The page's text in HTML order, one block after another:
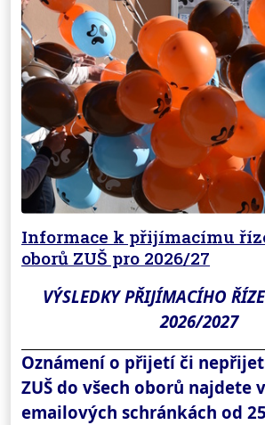
Informace k přijímacímu
oborů ZUŠ pro 2026/27
VÝSLEDKY PŘIJÍMACÍHO
2026/2027
Oznámení o přijetí či
ZUŠ do všech oborů najdete
emailových schránkách od